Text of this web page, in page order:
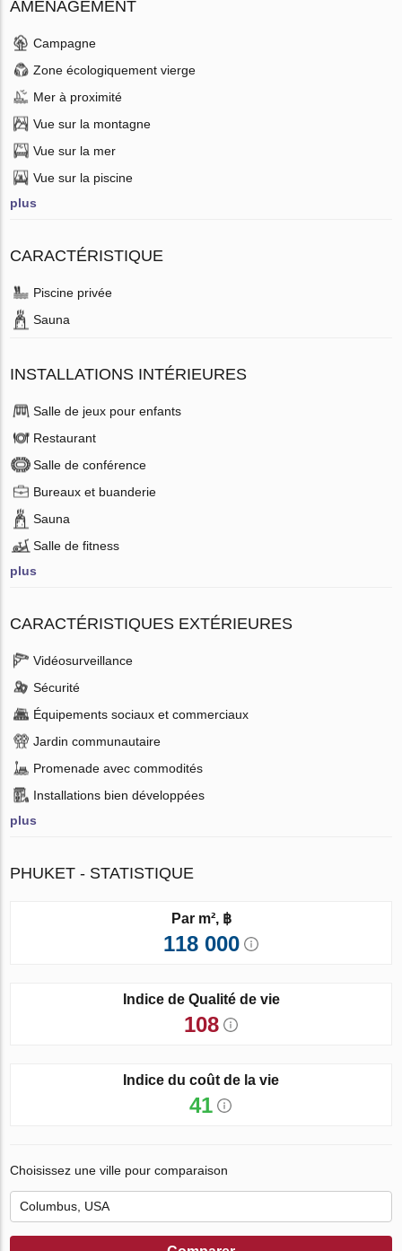
AMÉNAGEMENT
Campagne
Zone écologiquement vierge
Mer à proximité
Vue sur la montagne
Vue sur la mer
Vue sur la piscine
plus
CARACTÉRISTIQUE
Piscine privée
Sauna
INSTALLATIONS INTÉRIEURES
Salle de jeux pour enfants
Restaurant
Salle de conférence
Bureaux et buanderie
Sauna
Salle de fitness
plus
CARACTÉRISTIQUES EXTÉRIEURES
Vidéosurveillance
Sécurité
Équipements sociaux et commerciaux
Jardin communautaire
Promenade avec commodités
Installations bien développées
plus
PHUKET - STATISTIQUE
Par m², ฿
118 000
Indice de Qualité de vie
108
Indice du coût de la vie
41
Choisissez une ville pour comparaison